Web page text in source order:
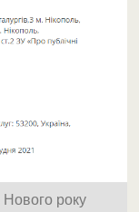
Нового року